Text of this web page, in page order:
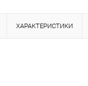
ХАРАКТЕРИСТИКИ